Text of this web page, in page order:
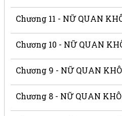
Chương 11 - NỮ QUAN
Chương 10 - NỮ QUAN
Chương 9 - NỮ QUAN
Chương 8 - NỮ QUAN